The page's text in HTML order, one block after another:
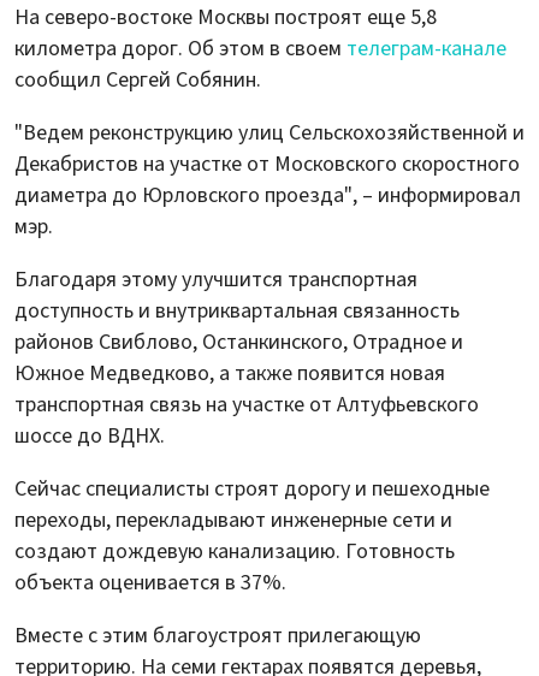
На северо-востоке Москвы построят еще 5,8
километра дорог. Об этом в своем телеграм-канале
сообщил Сергей Собянин.
"Ведем реконструкцию улиц Сельскохозяйственной и
Декабристов на участке от Московского скоростного
диаметра до Юрловского проезда", – информировал
мэр.
Благодаря этому улучшится транспортная
доступность и внутриквартальная связанность
районов Свиблово, Останкинского, Отрадное и
Южное Медведково, а также появится новая
транспортная связь на участке от Алтуфьевского
шоссе до ВДНХ.
Сейчас специалисты строят дорогу и пешеходные
переходы, перекладывают инженерные сети и
создают дождевую канализацию. Готовность
объекта оценивается в 37%.
Вместе с этим благоустроят прилегающую
территорию. На семи гектарах появятся деревья,